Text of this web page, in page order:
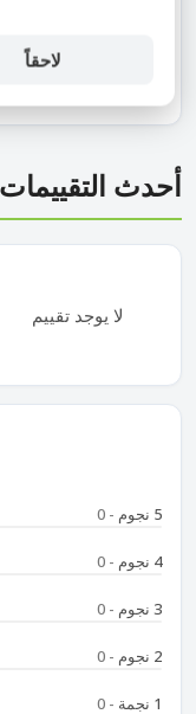
ومناسب للأعمال
احتياجاتك في
أحدث التقييمات
لا يوجد تقييم
5 نجوم - 0
4 نجوم - 0
3 نجوم - 0
2 نجوم - 0
1 نجمة - 0
لاحقاً